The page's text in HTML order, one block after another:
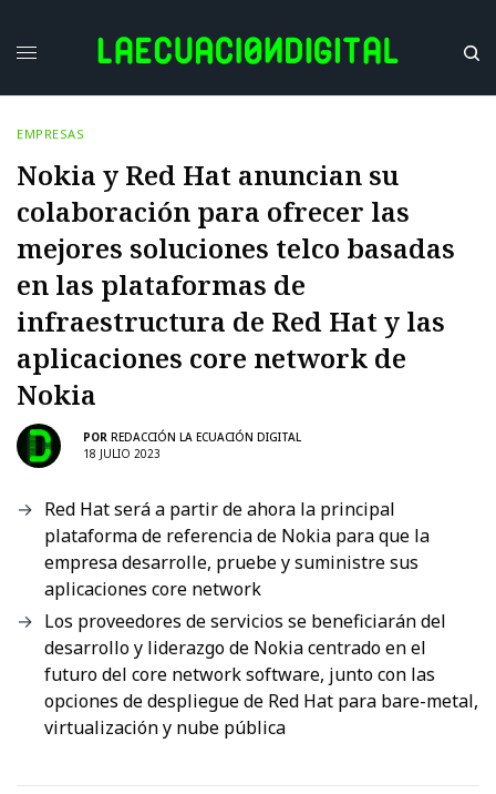
EMPRESAS
Nokia y Red Hat anuncian su
colaboración para ofrecer las
mejores soluciones telco basadas
en las plataformas de
infraestructura de Red Hat y las
aplicaciones core network de
Nokia
POR REDACCIÓN LA ECUACIÓN DIGITAL
18 JULIO 2023
Red Hat será a partir de ahora la principal
plataforma de referencia de Nokia para que la
empresa desarrolle, pruebe y suministre sus
aplicaciones core network
Los proveedores de servicios se beneficiarán del
desarrollo y liderazgo de Nokia centrado en el
futuro del core network software, junto con las
opciones de despliegue de Red Hat para bare-metal,
virtualización y nube pública